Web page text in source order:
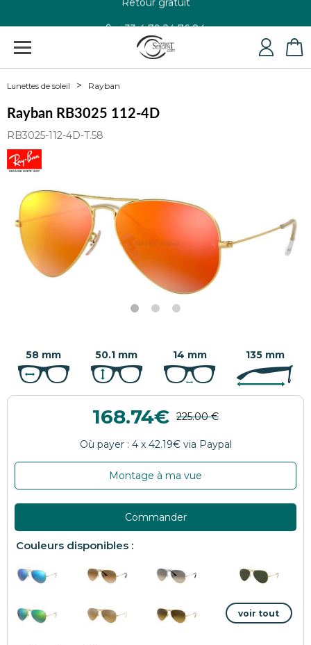
+33 4 79 24 76 84
Lunettes de soleil Rayban
Rayban RB3025 112-4D
RB3025-112-4D-T.58
58 mm 50.1 mm 14 mm 135 mm
168.74
Montage à ma vue
Commander